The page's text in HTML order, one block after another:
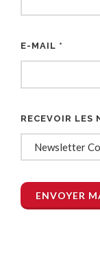
E-MAIL *
RECEVOIR LES